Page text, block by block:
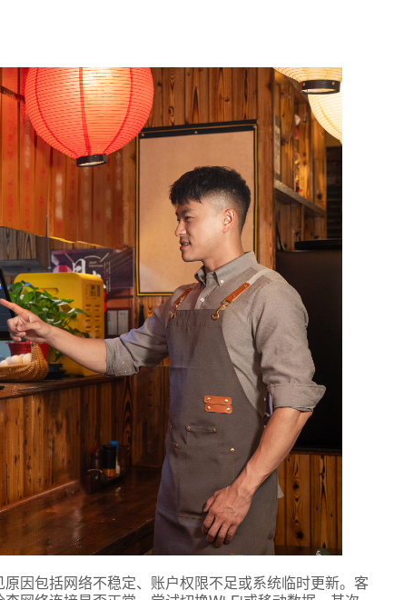
因包括网络不稳定、账户权限不足或系统临时更新。客